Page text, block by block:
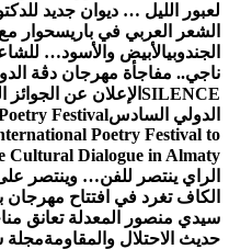
لعبور الليل … ديوان جديد
الشعر العربي في باريسحوار مع
الجندوبيالأبيض والأسود…
ناجي.. مفاجأة مهرجان دڨة
SILENCE الإعلان عن
الدولي السادسFestival
Poetry Festival to
Cultural Dialogue in Almaty
الراي ينتصر للفن… وينتصر
الكاف تغرد في افتتاح مهرجان
سيدي منصور المعدلة تعانق
حديث الاحتلال والمقاومةمجلة